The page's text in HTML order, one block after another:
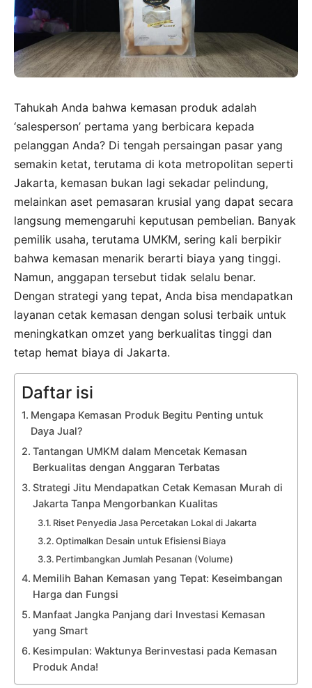
Tahukah Anda bahwa kemasan produk adalah
‘salesperson’ pertama yang berbicara kepada
pelanggan Anda? Di tengah persaingan pasar yang
semakin ketat, terutama di kota metropolitan seperti
Jakarta, kemasan bukan lagi sekadar pelindung,
melainkan aset pemasaran krusial yang dapat secara
langsung memengaruhi keputusan pembelian. Banyak
pemilik usaha, terutama UMKM, sering kali berpikir
bahwa kemasan menarik berarti biaya yang tinggi.
Namun, anggapan tersebut tidak selalu benar.
Dengan strategi yang tepat, Anda bisa mendapatkan
layanan cetak kemasan dengan solusi terbaik untuk
meningkatkan omzet yang berkualitas tinggi dan
tetap hemat biaya di Jakarta.
Daftar isi
Mengapa Kemasan Produk Begitu Penting untuk
Daya Jual?
Tantangan UMKM dalam Mencetak Kemasan
Berkualitas dengan Anggaran Terbatas
Strategi Jitu Mendapatkan Cetak Kemasan Murah di
Jakarta Tanpa Mengorbankan Kualitas
Riset Penyedia Jasa Percetakan Lokal di Jakarta
Optimalkan Desain untuk Efisiensi Biaya
Pertimbangkan Jumlah Pesanan (Volume)
Memilih Bahan Kemasan yang Tepat: Keseimbangan
Harga dan Fungsi
Manfaat Jangka Panjang dari Investasi Kemasan
yang Smart
Kesimpulan: Waktunya Berinvestasi pada Kemasan
Produk Anda!